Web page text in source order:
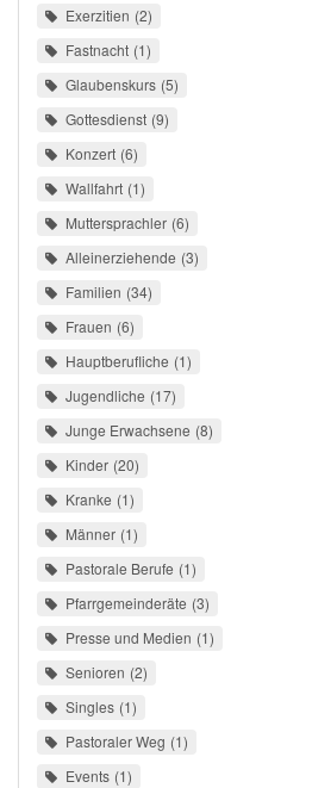
Exerzitien 2
Fastnacht 1
Glaubenskurs 5
Gottesdienst 9
Konzert 6
Wallfahrt 1
Muttersprachler 6
Alleinerziehende 3
Familien 34
Frauen 6
Hauptberufliche 1
Jugendliche 17
Junge Erwachsene 8
Kinder 20
Kranke 1
Männer 1
Pastorale Berufe 1
Pfarrgemeinderäte 3
Presse und Medien 1
Senioren 2
Singles 1
Pastoraler Weg 1
Events 1